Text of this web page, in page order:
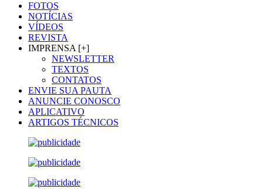
FOTOS
NOTÍCIAS
VÍDEOS
REVISTA
IMPRENSA [+]
NEWSLETTER
TEXTOS
CONTATOS
ENVIE SUA PAUTA
ANUNCIE CONOSCO
APLICATIVO
ARTIGOS TÉCNICOS